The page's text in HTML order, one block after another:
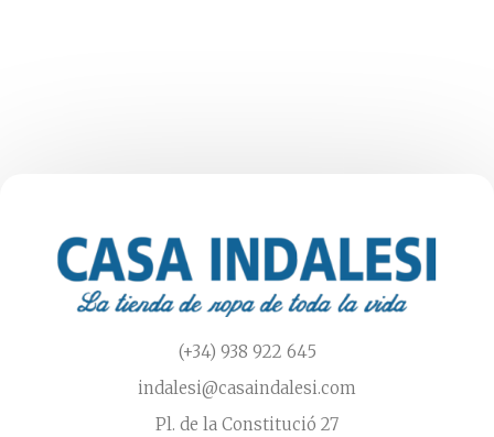
página
producto
(+34) 938 922 645
indalesi@casaindalesi.com
Pl. de la Constitució 27